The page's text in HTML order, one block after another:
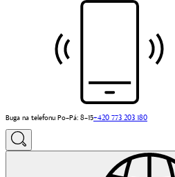
Buga na telefonu Po–Pá: 8–15+420 773 203 180